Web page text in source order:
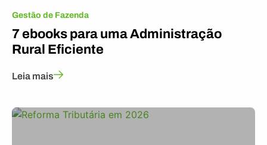
Gestão de Fazenda
7 ebooks para uma Administração
Rural Eficiente
Leia mais